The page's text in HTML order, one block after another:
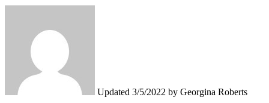
Updated 3/5/2022 by Georgina Roberts